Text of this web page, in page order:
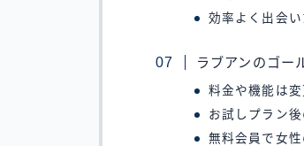
効率よく出会
ラブアンのゴー
料金や機能は
お試しプラン
無料会員で女